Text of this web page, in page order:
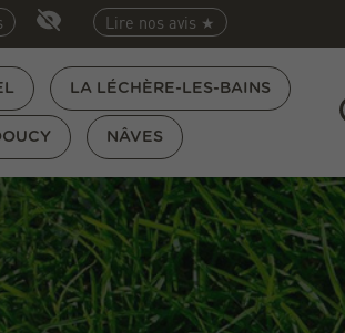
Lire nos avis ★
LA LÉCHÈRE-LES-BAINS
NÂVES